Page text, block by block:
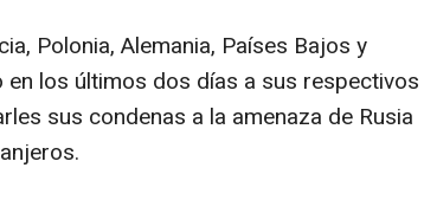
Polonia, Alemania, Países Bajos y
en los últimos dos días a sus respectivos
sus condenas a la amenaza de Rusia